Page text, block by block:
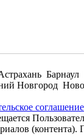
Новгород
соглашение